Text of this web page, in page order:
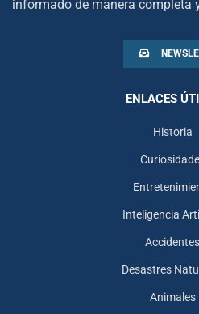
informado de manera completa
ENLACES
Historia
Inteligencia
Accidentes
Desastres
Animales